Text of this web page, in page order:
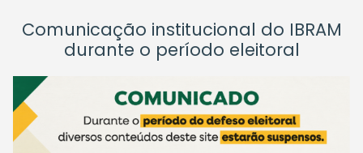
Comunicação institucional do IBRAM
durante o período eleitoral